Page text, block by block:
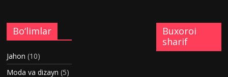
Bo‘limlar
Jahon (10)
Moda va dizayn (5)
Buxoroi
sharif